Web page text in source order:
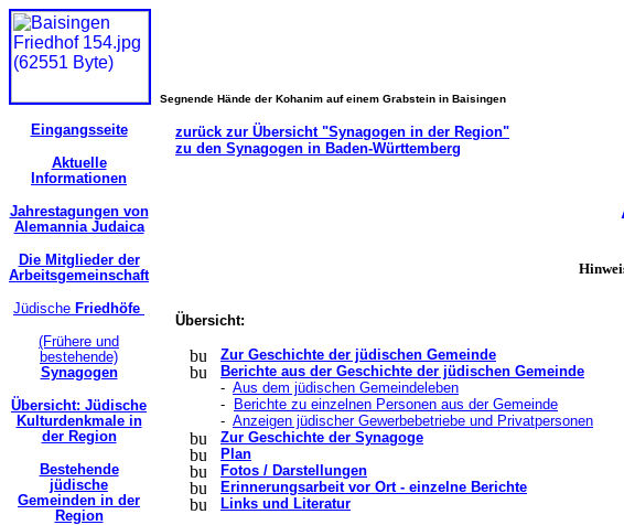
Segnende Hände der Kohanim auf einem Grabstein in Baisingen
Eingangsseite
Aktuelle
Informationen
Jahrestagungen von
Alemannia Judaica
Die Mitglieder der
Arbeitsgemeinschaft
Jüdische Friedhöfe
(Frühere und
bestehende)
Synagogen
Übersicht: Jüdische
Kulturdenkmale in
der Region
Bestehende
jüdische
Gemeinden in der
Region
zurück zur Übersicht "Synagogen in der Region"
zu den Synagogen in Baden-Württemberg
Übersicht:
Zur Geschichte der jüdischen Gemeinde
Berichte aus der Geschichte der jüdischen Gemeinde
- Aus dem jüdischen Gemeindeleben
-
Berichte zu einzelnen Personen aus der Gemeinde
- Anzeigen jüdischer Gewerbebetriebe und Privatpersonen
Zur Geschichte der Synagoge
Plan
Fotos / Darstellungen
Erinnerungsarbeit vor Ort - einzelne Berichte
Links und Literatur